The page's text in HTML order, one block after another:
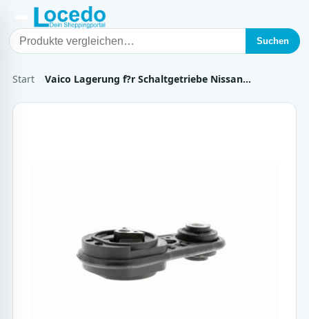
Suchen
Start Vaico Lagerung f?r Schaltgetriebe Nissan…